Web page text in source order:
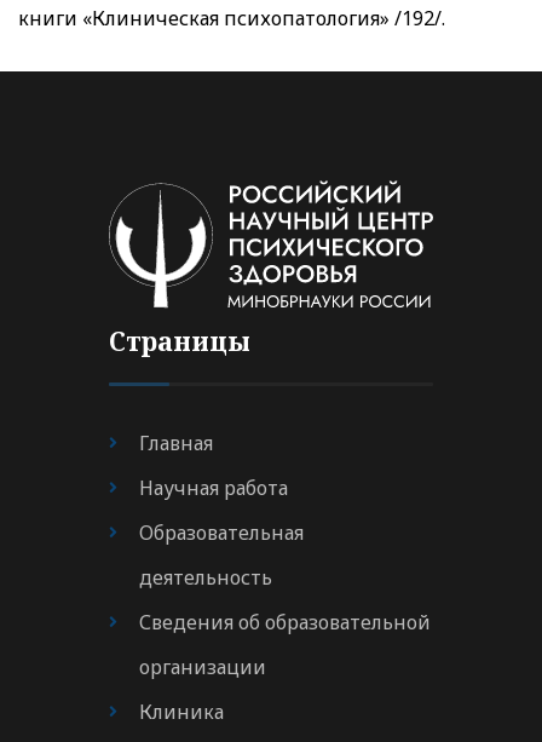
книги «Клиническая психопатология» /192/.
Страницы
Главная
Научная работа
Образовательная
деятельность
Сведения об образовательной
организации
Клиника